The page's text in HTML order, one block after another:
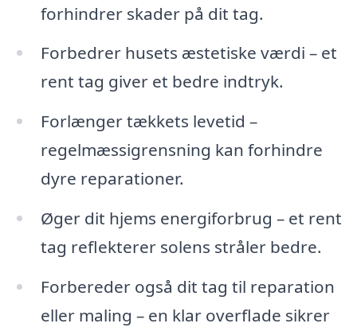
forhindrer skader på dit tag.
Forbedrer husets æstetiske værdi – et
rent tag giver et bedre indtryk.
Forlænger tækkets levetid –
regelmæssigrensning kan forhindre
dyre reparationer.
Øger dit hjems energiforbrug – et rent
tag reflekterer solens stråler bedre.
Forbereder også dit tag til reparation
eller maling – en klar overflade sikrer